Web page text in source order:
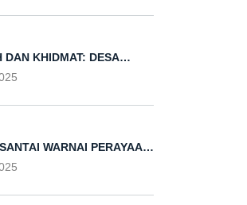
Jalan Desa Kliris
DAN KHIDMAT: DESA
PASKIBRA
ALMA ATA
WARNAI PERAYAAN
DAN CINTA